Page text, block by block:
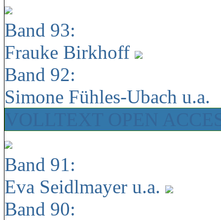
Band 93:
Frauke Birkhoff
Band 92:
Simone Fühles-Ubach u.a.
Band 91:
Eva Seidlmayer u.a.
Band 90: